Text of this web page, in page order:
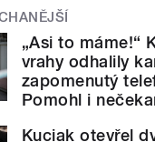
„Asi to máme!“
vrahy odhalily
zapomenutý
Pomohl i
Kuciak otevřel